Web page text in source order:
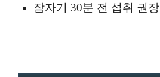
잠자기 30분 전 섭취 권장